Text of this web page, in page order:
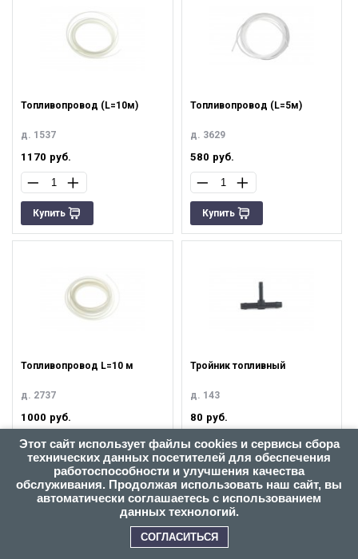
Топливопровод (L=10м)
д. 1537
1170 руб.
Купить
Топливопровод (L=5м)
д. 3629
580 руб.
Купить
Топливопровод L=10 м
д. 2737
1000 руб.
Купить
Тройник топливный
д. 143
80 руб.
Купить
Этот сайт использует файлы cookies и сервисы сбора
технических данных посетителей для обеспечения
работоспособности и улучшения качества
обслуживания. Продолжая использовать наш сайт, вы
автоматически соглашаетесь с использованием
данных технологий.
СОГЛАСИТЬСЯ